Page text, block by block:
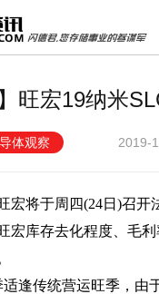
旺宏19纳米
体观察 2019-
宏将于周四(24日)召开
宏库存去化程度、毛
适逢传统营运旺季，由